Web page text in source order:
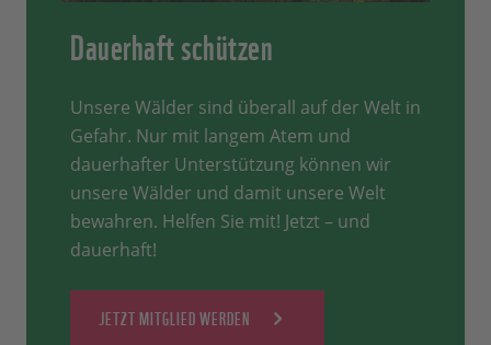
Dauerhaft schützen
Unsere Wälder sind überall auf der Welt in
Gefahr. Nur mit langem Atem und
dauerhafter Unterstützung können wir
unsere Wälder und damit unsere Welt
bewahren. Helfen Sie mit! Jetzt – und
dauerhaft!
JETZT MITGLIED WERDEN